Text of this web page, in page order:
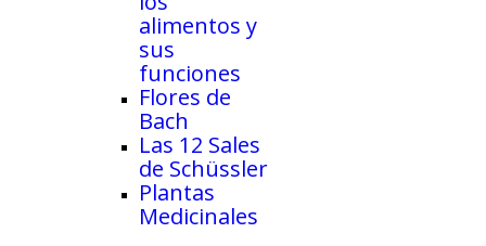
alimentos y
sus
funciones
Flores de
Bach
Las 12 Sales
de Schüssler
Plantas
Medicinales